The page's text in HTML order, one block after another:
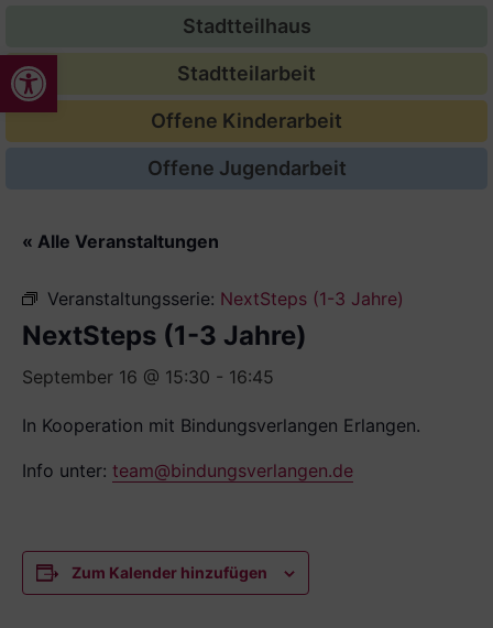
Werkzeugleiste öffnen
Stadtteilhaus
Stadtteilarbeit
Offene Kinderarbeit
Offene Jugendarbeit
« Alle Veranstaltungen
Veranstaltungsserie: NextSteps (1-3 Jahre)
NextSteps (1-3 Jahre)
September 16 @ 15:30 - 16:45
In Kooperation mit Bindungsverlangen Erlangen.
Info unter: team@bindungsverlangen.de
Zum Kalender hinzufügen